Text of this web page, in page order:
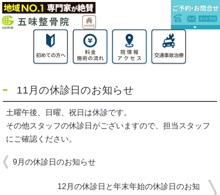
11月の休診日のお知らせ
土曜午後、日曜、祝日は休診です。
その他スタッフの休診日がございますので、担当スタッフ
にご確認ください。
9月の休診日のお知らせ
12月の休診日と年末年始の休診日のお知